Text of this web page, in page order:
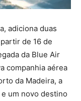
adiciona duas
de 16 de
da Blue Air
companhia aérea
da Madeira, a
um novo destino